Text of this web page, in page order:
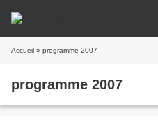
Accueil » programme 2007
programme 2007